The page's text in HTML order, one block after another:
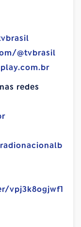
@tvbrasil
redes
vpj3k8ogjwf1